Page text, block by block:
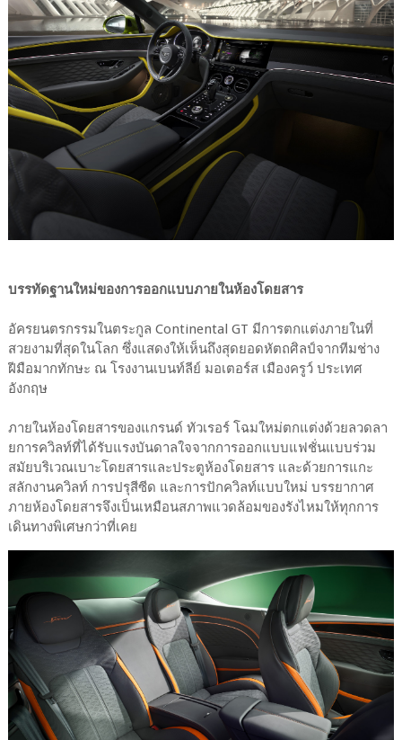
บรรทัดฐานใหม่ของการออกแบบภายในห้องโดยสาร
อัครยนตรกรรมในตระกูล Continental GT มีการตกแต่งภายในที่
สวยงามที่สุดในโลก ซึ่งแสดงให้เห็นถึงสุดยอดหัตถศิลป์จากทีมช่าง
ฝีมือมากทักษะ ณ โรงงานเบนท์ลีย์ มอเตอร์ส เมืองครูว์ ประเทศ
อังกฤษ
ภายในห้องโดยสารของแกรนด์ ทัวเรอร์ โฉมใหม่ตกแต่งด้วยลวดลา
ยการควิลท์ที่ได้รับแรงบันดาลใจจากการออกแบบแฟชั่นแบบร่วม
สมัยบริเวณเบาะโดยสารและประตูห้องโดยสาร และด้วยการแกะ
สลักงานควิลท์ การปรุสีซีด และการปักควิลท์แบบใหม่ บรรยากาศ
ภายห้องโดยสารจึงเป็นเหมือนสภาพแวดล้อมของรังไหมให้ทุกการ
เดินทางพิเศษกว่าที่เคย